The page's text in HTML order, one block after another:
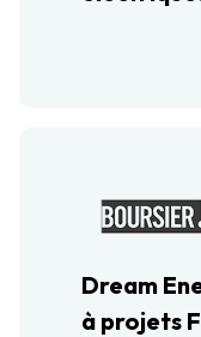
Dream
à projets